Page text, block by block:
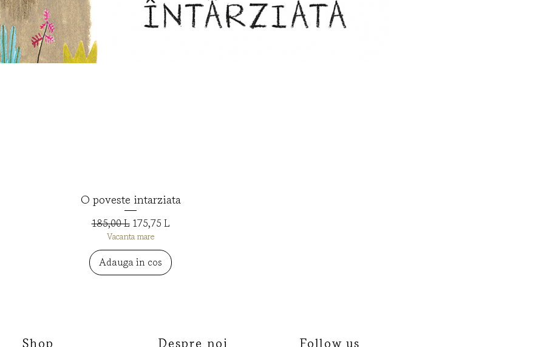
Afișare rapidă
O poveste intarziata
Preț normal
185,00 L Preț redus
175,75 L
Vacanta mare
Adauga in cos
Shop Despre noi Follow us